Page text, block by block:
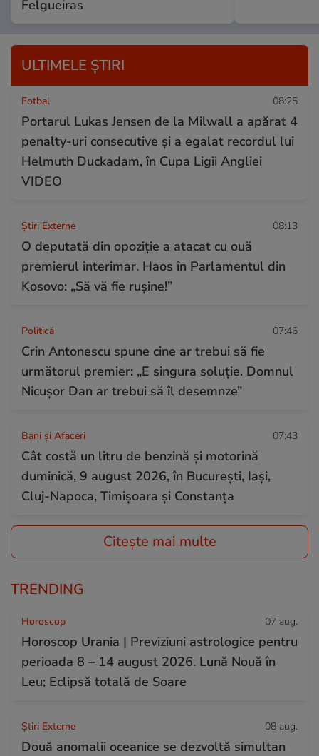
Felgueiras
ULTIMELE ȘTIRI
Fotbal 08:25
Portarul Lukas Jensen de la Milwall a apărat 4
penalty-uri consecutive și a egalat recordul lui
Helmuth Duckadam, în Cupa Ligii Angliei
VIDEO
Știri Externe 08:13
O deputată din opoziție a atacat cu ouă
premierul interimar. Haos în Parlamentul din
Kosovo: „Să vă fie rușine!”
Politică 07:46
Crin Antonescu spune cine ar trebui să fie
următorul premier: „E singura soluție. Domnul
Nicușor Dan ar trebui să îl desemnze”
Bani și Afaceri 07:43
Cât costă un litru de benzină și motorină
duminică, 9 august 2026, în București, Iași,
Cluj-Napoca, Timișoara și Constanța
Citește mai multe
TRENDING
Horoscop 07 aug.
Horoscop Urania | Previziuni astrologice pentru
perioada 8 – 14 august 2026. Lună Nouă în
Leu; Eclipsă totală de Soare
Știri Externe 08 aug.
Două anomalii oceanice se dezvoltă simultan